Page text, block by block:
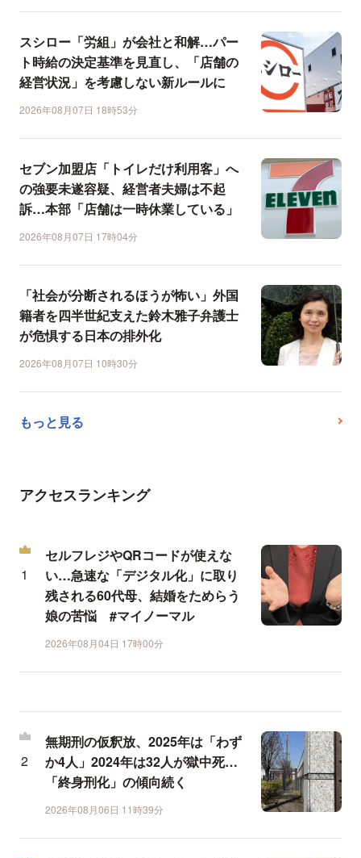
スシロー「労組」が会社と和解…パー
ト時給の決定基準を見直し、「店舗の
経営状況」を考慮しない新ルールに
2026年08月07日 18時53分
セブン加盟店「トイレだけ利用客」へ
の強要未遂容疑、経営者夫婦は不起
訴…本部「店舗は一時休業している」
2026年08月07日 17時04分
「社会が分断されるほうが怖い」外国
籍者を四半世紀支えた鈴木雅子弁護士
が危惧する日本の排外化
2026年08月07日 10時30分
もっと見る
アクセスランキング
セルフレジやQRコードが使えな
い…急速な「デジタル化」に取り
残される60代母、結婚をためらう
娘の苦悩 #マイノーマル
2026年08月04日 17時00分
無期刑の仮釈放、2025年は「わず
か4人」2024年は32人が獄中死…
「終身刑化」の傾向続く
2026年08月06日 11時39分